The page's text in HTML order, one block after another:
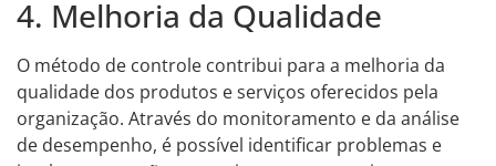
4. Melhoria da Qualidade
O método de controle contribui para a melhoria da
qualidade dos produtos e serviços oferecidos pela
organização. Através do monitoramento e da análise
de desempenho, é possível identificar problemas e